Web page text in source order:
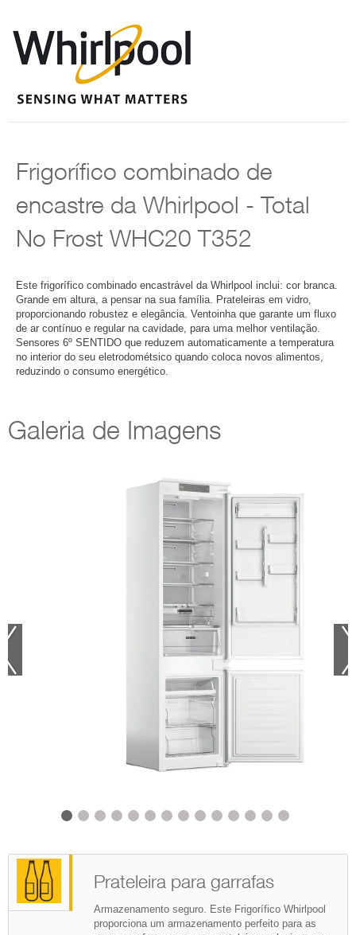
Frigorífico combinado de
encastre da Whirlpool - Total No
Frost WHC20 T352
Grande em altura, a pensar na sua família. Prateleiras em vidro,
proporcionando robustez e elegância. Ventoinha que garante um fluxo de
ar contínuo e regular na cavidade, para uma melhor ventilação. Sensores
6º SENTIDO que reduzem automaticamente a temperatura no interior do
seu eletrodométsico quando coloca novos alimentos, reduzindo o
consumo energético.
Galeria de Imagens
graus deste produto
tamanho real desse